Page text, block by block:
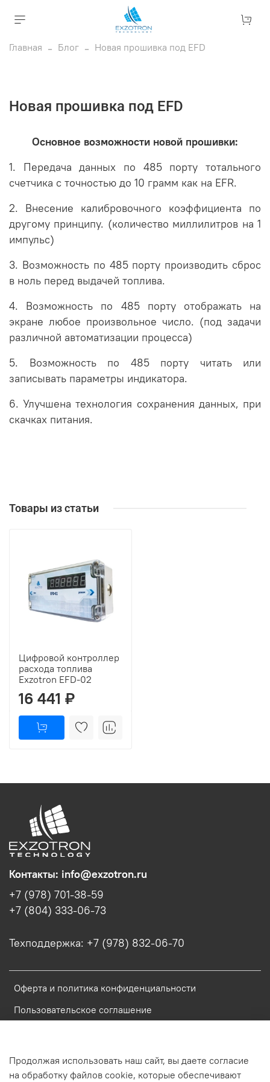
Главная Блог Новая прошивка под EFD
Новая прошивка под EFD
Основное возможности новой прошивки:
1. Передача данных по 485 порту тотального
счетчика с точностью до 10 грамм как на EFR.
2. Внесение калибровочного коэффициента по
другому принципу. (количество миллилитров на 1
импульс)
3. Возможность по 485 порту производить сброс
в ноль перед выдачей топлива.
4. Возможность по 485 порту отображать на
экране любое произвольное число. (под задачи
различной автоматизации процесса)
5. Возможность по 485 порту читать или
записывать параметры индикатора.
6. Улучшена технология сохранения данных, при
скачках питания.
Товары из статьи
Цифровой контроллер
расхода топлива
Exzotron EFD-02
16 441 ₽
Оферта и политика конфиденциальности
Пользовательское соглашение
Обратная связь
Контакты: info@exzotron.ru
+7 (978) 701-38-59
+7 (804) 333-06-73
Техподдержка: +7 (978) 832-06-70
Продолжая использовать наш сайт, вы даете согласие
на обработку файлов cookie, которые обеспечивают